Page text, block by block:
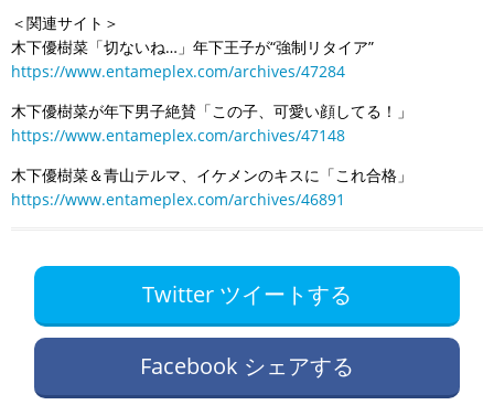
＜関連サイト＞
木下優樹菜「切ないね…」年下王子が“強制リタイア”
https://www.entameplex.com/archives/47284
木下優樹菜が年下男子絶賛「この子、可愛い顔してる！」
https://www.entameplex.com/archives/47148
木下優樹菜＆青山テルマ、イケメンのキスに「これ合格」
https://www.entameplex.com/archives/46891
Twitter ツイートする
Facebook シェアする